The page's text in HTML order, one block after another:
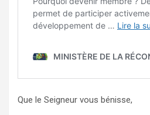
Que le Seigneur vous bénisse,